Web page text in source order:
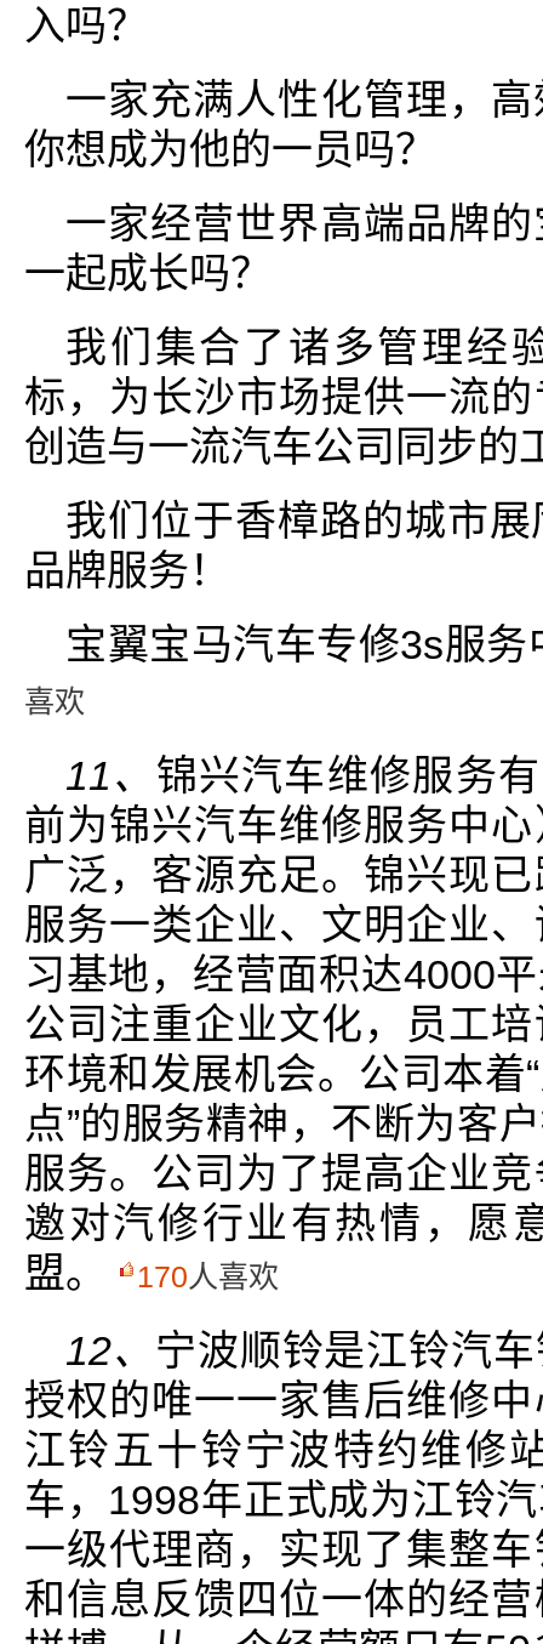
入吗？
一家充满人性化管理，
你想成为他的一员吗？
一家经营世界高端品牌
一起成长吗？
我们集合了诸多管理经
标，为长沙市场提供一流
创造与一流汽车公司同步的
我们位于香樟路的城市
品牌服务！
宝翼宝马汽车专修3s服
喜欢
11、 锦兴汽车维修服务
前为锦兴汽车维修服务中
广泛，客源充足。锦兴现
服务一类企业、文明企业
习基地，经营面积达4000
公司注重企业文化，员工
环境和发展机会。公司本着
点”的服务精神，不断为客
服务。公司为了提高企业
邀对汽修行业有热情，愿
盟。
170人喜欢
12、 宁波顺铃是江铃汽
授权的唯一一家售后维修
江铃五十铃宁波特约维修
车，1998年正式成为江铃
一级代理商，实现了集整
和信息反馈四位一体的经